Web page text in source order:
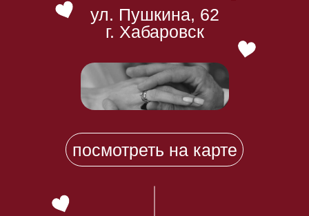
ул. Пушкина, 62
г. Хабаровск
посмотреть на карте